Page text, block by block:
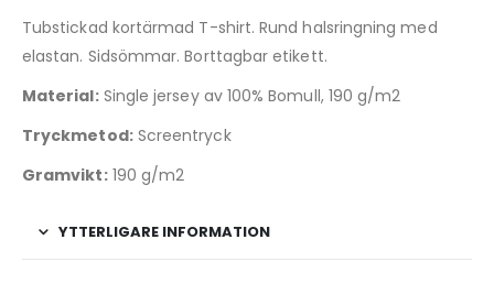
Tubstickad kortärmad T-shirt. Rund halsringning med
elastan. Sidsömmar. Borttagbar etikett.
Material:Single jersey av 100% Bomull, 190 g/m2
Tryckmetod:Screentryck
Gramvikt:190 g/m2
YTTERLIGARE INFORMATION